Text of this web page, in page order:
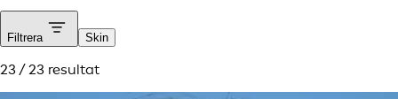
Filtrera Skin
23 / 23 resultat